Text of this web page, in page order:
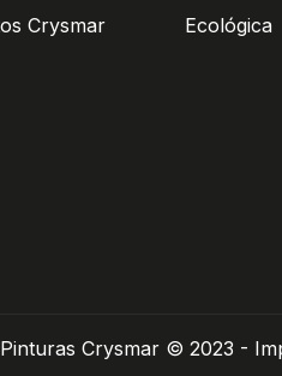
Crysmar
Ecológica
Pinturas Crysmar © 2023 -